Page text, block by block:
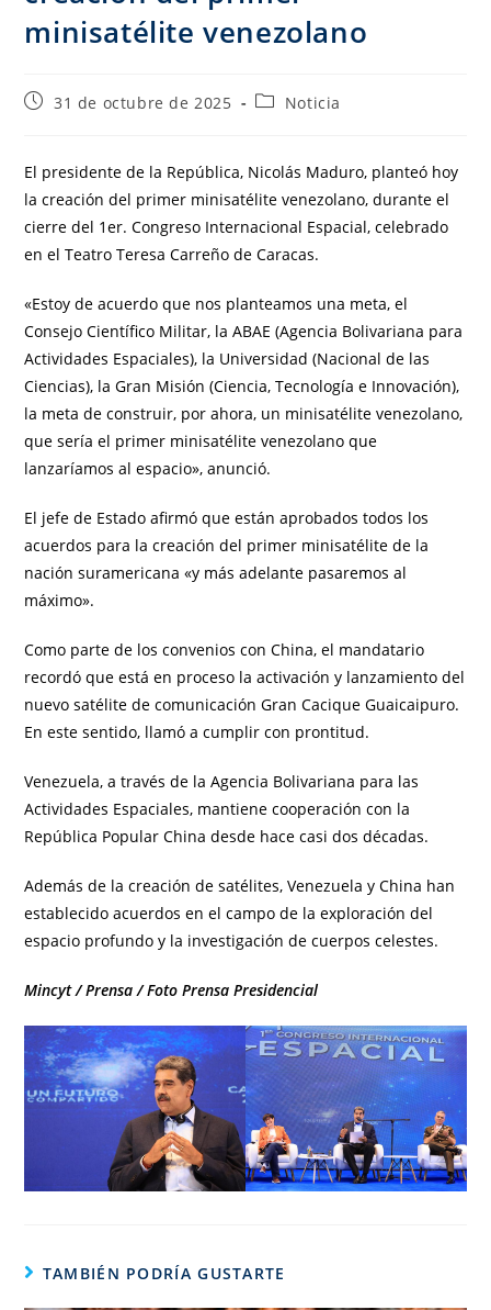
minisatélite venezolano
31 de octubre de 2025 Noticia
El presidente de la República, Nicolás Maduro, planteó hoy
la creación del primer minisatélite venezolano, durante el
cierre del 1er. Congreso Internacional Espacial, celebrado
en el Teatro Teresa Carreño de Caracas.
«Estoy de acuerdo que nos planteamos una meta, el
Consejo Científico Militar, la ABAE (Agencia Bolivariana para
Actividades Espaciales), la Universidad (Nacional de las
Ciencias), la Gran Misión (Ciencia, Tecnología e Innovación),
la meta de construir, por ahora, un minisatélite venezolano,
que sería el primer minisatélite venezolano que
lanzaríamos al espacio», anunció.
El jefe de Estado afirmó que están aprobados todos los
acuerdos para la creación del primer minisatélite de la
nación suramericana «y más adelante pasaremos al
máximo».
Como parte de los convenios con China, el mandatario
recordó que está en proceso la activación y lanzamiento del
nuevo satélite de comunicación Gran Cacique Guaicaipuro.
En este sentido, llamó a cumplir con prontitud.
Venezuela, a través de la Agencia Bolivariana para las
Actividades Espaciales, mantiene cooperación con la
República Popular China desde hace casi dos décadas.
Además de la creación de satélites, Venezuela y China han
establecido acuerdos en el campo de la exploración del
espacio profundo y la investigación de cuerpos celestes.
Mincyt / Prensa / Foto Prensa Presidencial
TAMBIÉN PODRÍA GUSTARTE